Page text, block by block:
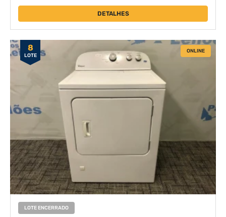
DETALHES
8
LOTE
ONLINE
LOTE ENCERRADO